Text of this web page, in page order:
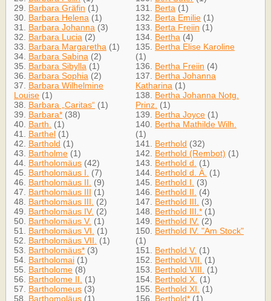
29. Barbara Gräfin (1)
30. Barbara Helena (1)
31. Barbara Johanna (3)
32. Barbara Lucia (2)
33. Barbara Margaretha (1)
34. Barbara Sabina (2)
35. Barbara Sibylla (1)
36. Barbara Sophia (2)
37. Barbara Wilhelmine
Louise (1)
38. Barbara „Caritas“ (1)
39. Barbara* (38)
40. Barth.
(1)
41. Barthel (1)
42. Barthold (1)
43. Bartholme (1)
44. Bartholomäus (42)
45. Bartholomäus I.
(7)
46. Bartholomäus II.
(9)
47. Bartholomäus III (1)
48. Bartholomäus III.
(2)
49. Bartholomäus IV. (2)
50. Bartholomäus V. (1)
51. Bartholomäus VI.
(1)
52. Bartholomäus VII.
(1)
53. Bartholomäus* (3)
54. Bartholomai (1)
55. Bartholome (8)
56. Bartholome II.
(1)
57. Bartholomeus (3)
58. Barthomoläus (1)
131. Berta (1)
132. Berta Emilie (1)
133. Berta Freiin (1)
134. Bertha (4)
135. Bertha Elise Karoline
(1)
136. Bertha Freiin (4)
137. Bertha Johanna
Katharina (1)
138. Bertha Johanna Notg.
Prinz. (1)
139. Bertha Joyce (1)
140. Bertha Mathilde Wilh.
(1)
141. Berthold (32)
142. Berthold (Rembot) (1)
143. Berthold d.
(1)
144. Berthold d. Ä. (1)
145. Berthold I.
(3)
146. Berthold II.
(4)
147. Berthold III.
(3)
148. Berthold III.* (1)
149. Berthold IV. (2)
150. Berthold IV. "Am Stock"
(1)
151. Berthold V. (1)
152. Berthold VII.
(1)
153. Berthold VIII.
(1)
154. Berthold X. (1)
155. Berthold XI.
(1)
156. Berthold* (1)